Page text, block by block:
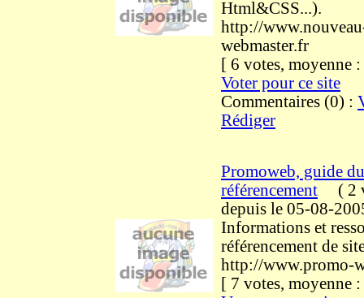
Html&CSS...).
http://
webmaster.fr
[ 6 votes,
Voter pour ce site
Commentaires (0) :
Rédiger
Promoweb, guide du
référencement ( 2
depuis le 05-08-
Informations et
référencement de
http://www.promo-
[ 7 votes,